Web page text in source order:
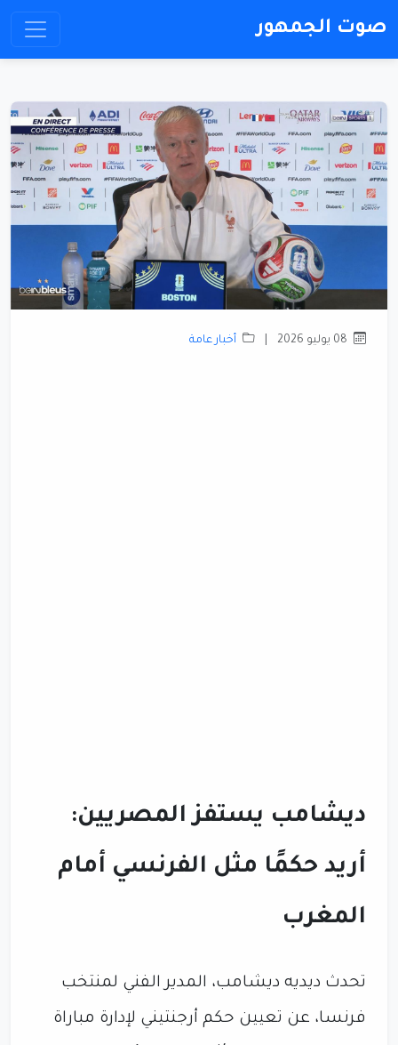
صوت الجمهور
أخبار عامة
ديشامب يستفز المصريين:
أريد حكمًا مثل الفرنسي أمام
المغرب
تحدث ديديه ديشامب، المدير الفني لمنتخب
فرنسا، عن تعيين حكم أرجنتيني لإدارة مباراة